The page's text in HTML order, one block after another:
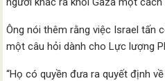
Ông nói thêm rằng việc Israel tấn
một câu hỏi dành cho Lực lượng
“Họ có quyền đưa ra quyết định